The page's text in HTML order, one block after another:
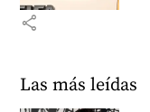
share
Las más leídas